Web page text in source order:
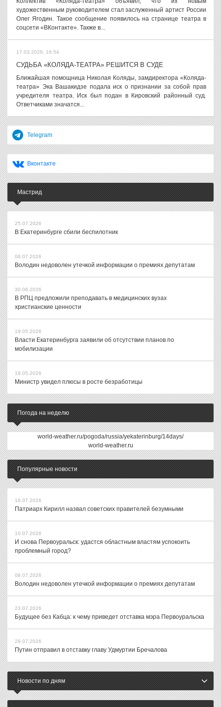
художественным руководителем стал заслуженный артист России
Олег Ягодин. Такое сообщение появилось на странице театра в
соцсети «ВКонтакте». Также в...
17.03.2026, 16:54
СУДЬБА «КОЛЯДА-ТЕАТРА» РЕШИТСЯ В СУДЕ
Ближайшая помощница Николая Коляды, замдиректора «Коляда-
театра» Эка Вашакидзе подала иск о признании за собой прав
учредителя театра. Иск был подан в Кировский районный суд.
Ответчиками значатся...
Telegram
Вконтакте
Мастрид
25.07.2026
В Екатеринбурге сбили беспилотник
08.07.2026
Володин недоволен утечкой информации о премиях депутатам
30.06.2026
В РПЦ предложили преподавать в медицинских вузах
христианские ценности
19.05.2026
Власти Екатеринбурга заявили об отсутствии планов по
мобилизации
18.05.2026
Министр увидел плюсы в росте безработицы
Погода на неделю
world-weather.ru/pogoda/russia/yekaterinburg/14days/
world-weather.ru
Популярные новости
16.07.2026
Патриарх Кирилл назвал советских правителей безумными
10.07.2026
И снова Первоуральск: удастся областным властям успокоить
проблемный город?
08.07.2026
Володин недоволен утечкой информации о премиях депутатам
23.07.2026
Будущее без Кабца: к чему приведет отставка мэра Первоуральска
29.07.2026
Путин отправил в отставку главу Удмуртии Бречалова
Новости по дням